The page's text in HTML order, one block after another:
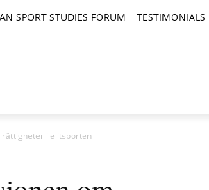
SPORT STUDIES FORUM TESTIMONIALS
rättigheter i elitsporten